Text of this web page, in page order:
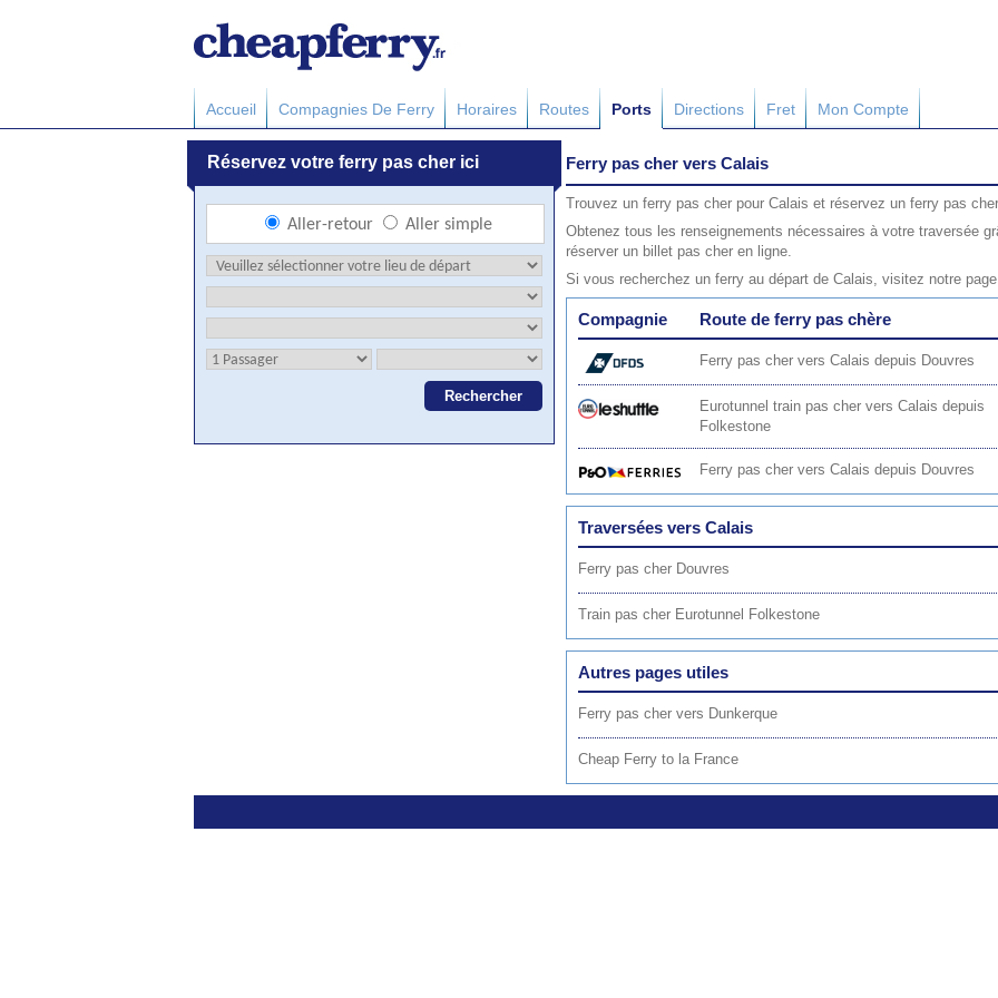
Accueil Compagnies De Ferry Horaires Routes Ports Directions Fret Mon Compte
Ferry pas cher vers Calais
Trouvez un ferry pas cher pour Calais et réservez un ferry pas
Obtenez tous les renseignements nécessaires à votre traversée
réserver un billet pas cher en ligne.
Si vous recherchez un ferry au départ de Calais, visitez notre page
Compagnie Route de ferry pas chère
Ferry pas cher vers Calais depuis Douvres
Eurotunnel train pas cher vers Calais depuis
Folkestone
Ferry pas cher vers Calais depuis Douvres
Traversées vers Calais
Ferry pas cher Douvres
Train pas cher Eurotunnel Folkestone
Autres pages utiles
Ferry pas cher vers Dunkerque
Cheap Ferry to la France